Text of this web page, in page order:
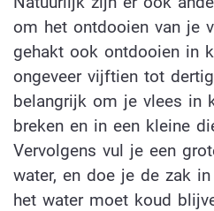
om het ontdooien van je
gehakt ook ontdooien in
ongeveer vijftien tot
belangrijk om je vlees in
breken en in een kleine
Vervolgens vul je een
water, en doe je de zak
het water moet koud